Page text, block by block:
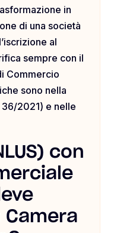
in
di una società
al
sempre con il
Commercio
sono nella
36/2021) e nelle
con